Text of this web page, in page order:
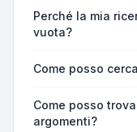
Perché la mia
vuota?
Come posso
Come posso
argomenti?